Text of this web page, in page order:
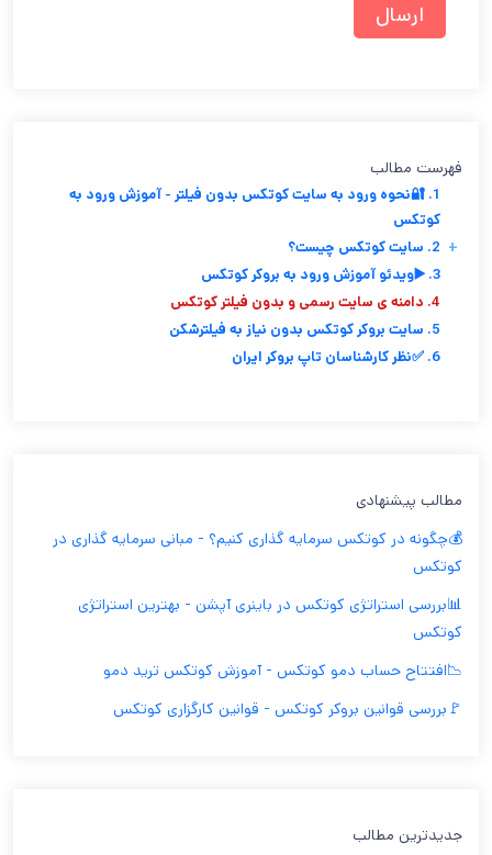
فهرست مطالب
1. 🔐نحوه ورود به سایت کوتکس بدون فیلتر - آموزش ورود به
کوتکس
2. سایت کوتکس چیست؟ +
3. ▶️ویدئو آموزش ورود به بروکر کوتکس
4. دامنه ی سایت رسمی و بدون فیلتر کوتکس
5. سایت بروکر کوتکس بدون نیاز به فیلترشکن
6. ✅نظر کارشناسان تاپ بروکر ایران
مطالب پیشنهادی
💰چگونه در کوتکس سرمایه گذاری کنیم؟ - مبانی سرمایه گذاری در
کوتکس
📊بررسی استراتژی کوتکس در باینری آپشن - بهترین استراتژی
کوتکس
📉افتتاح حساب دمو کوتکس - آموزش کوتکس ترید دمو
🚩بررسی قوانین بروکر کوتکس - قوانین کارگزاری کوتکس
جدیدترین مطالب